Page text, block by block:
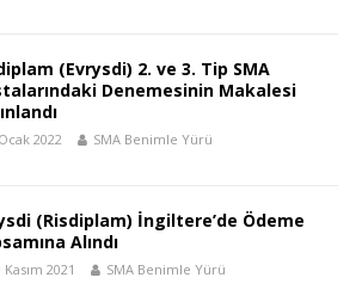
(Evrysdi) 2. ve 3. Tip SMA
Denemesinin Makalesi
2022 SMA Benimle Yürü
(Risdiplam) İngiltere’de Ödeme
Alındı
Kasım 2021 SMA Benimle Yürü